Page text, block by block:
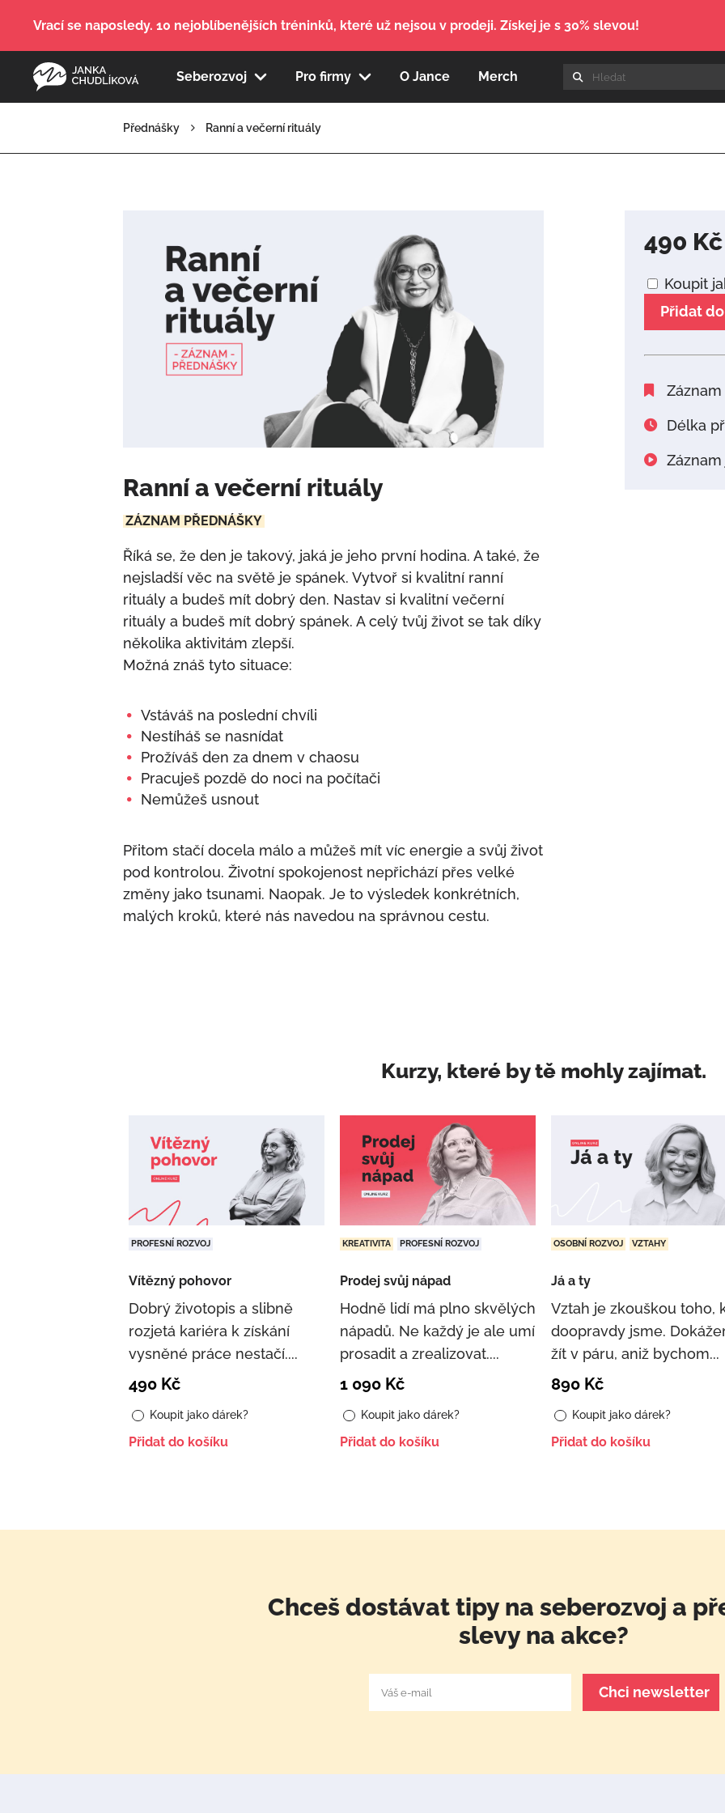
Vrací se naposledy. 10 nejoblíbenějších tréninků, které už nejsou v prodeji. Získej je s 30% slevou!
Seberozvoj Pro firmy O Jance Merch
Přednášky Ranní a večerní rituály
Ranní a večerní rituály
ZÁZNAM PŘEDNÁŠKY
Říká se, že den je takový, jaká je jeho první hodina. A také, že
nejsladší věc na světě je spánek. Vytvoř si kvalitní ranní
rituály a budeš mít dobrý den. Nastav si kvalitní večerní
rituály a budeš mít dobrý spánek. A celý tvůj život se tak díky
několika aktivitám zlepší.
Možná znáš tyto situace:
Vstáváš na poslední chvíli
Nestíháš se nasnídat
Prožíváš den za dnem v chaosu
Pracuješ pozdě do noci na počítači
Nemůžeš usnout
Přitom stačí docela málo a můžeš mít víc energie a svůj život
pod kontrolou. Životní spokojenost nepřichází přes velké
změny jako tsunami. Naopak. Je to výsledek konkrétních,
malých kroků, které nás navedou na správnou cestu.
490 Kč
Koupit
Přidat
Délka
Záznam
Kurzy, které by tě mohly zajímat.
PROFESNÍ ROZVOJ
Vítězný pohovor
Dobrý životopis a slibně
rozjetá kariéra k získání
vysněné práce nestačí....
490 Kč
Koupit jako dárek?
Přidat do košíku
KREATIVITA PROFESNÍ ROZVOJ
Prodej svůj nápad
Hodně lidí má plno skvělých
nápadů. Ne každý je ale umí
prosadit a zrealizovat....
1 090 Kč
Koupit jako dárek?
Přidat do košíku
OSOBNÍ ROZVOJ VZTAHY
Já a ty
Vztah je zkouškou toho,
doopravdy jsme.
žít v páru, aniž bychom...
890 Kč
Koupit jako dárek?
Přidat do košíku
Chceš dostávat tipy na seberozvoj a
slevy na akce?